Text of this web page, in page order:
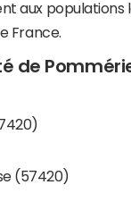
aux populations
France.
de
(57420)